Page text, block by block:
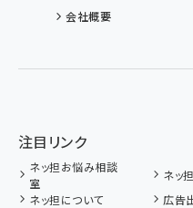
会社概要
注目リンク
ネッ担お悩み相談
室
ネッ
ネッ担について
広告